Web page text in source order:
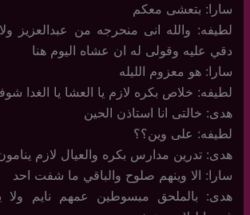
سارا: بتعشى معكم
لطيفه: والله انى منحرجه من عبدالعزيز
دقي عليه وقولى له ان عشاه اليوم هنا
سارا: هو معزوم الليله
لطيفه: خلاص بكره لازم يا العشا يا الغدا
هدى: خالتى انا استاذن الحين
لطيفه: على وين؟؟
هدى: تدرين مدارس بكره والعيال لازم
سارا: الا وينهم صلوح والباقي ما شفت احد
هدى: بالملحق مبسوطين عمهم نايم